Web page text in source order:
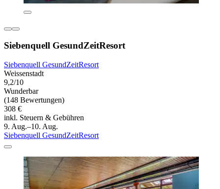
Siebenquell GesundZeitResort
Siebenquell GesundZeitResort
Weissenstadt
9,2/10
Wunderbar
(148 Bewertungen)
308 €
inkl. Steuern & Gebühren
9. Aug.–10. Aug.
Siebenquell GesundZeitResort